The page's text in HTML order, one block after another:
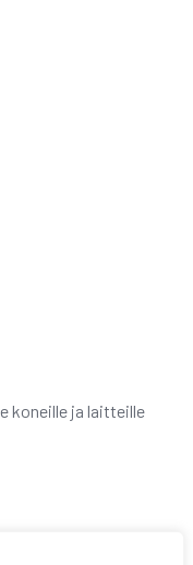
koneille ja laitteille